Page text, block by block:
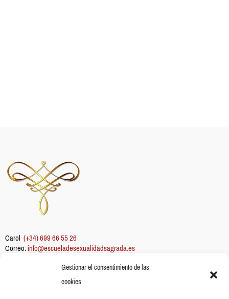
Gestionar el consentimiento de las
cookies
Carol (+34) 699 66 55 26
Correo:info@escueladesexualidadsagrada.es